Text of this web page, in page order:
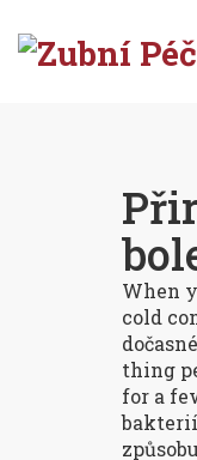
When
cold
thing
for a